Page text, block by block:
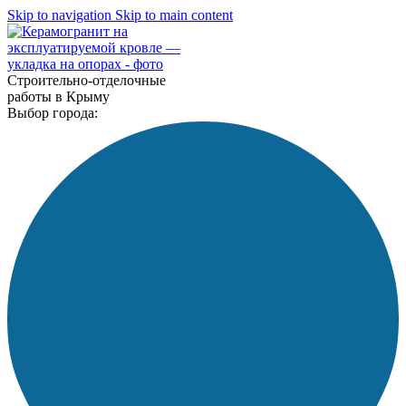
Skip to navigation Skip to main content
Строительно-отделочные
работы в Крыму
Выбор города: